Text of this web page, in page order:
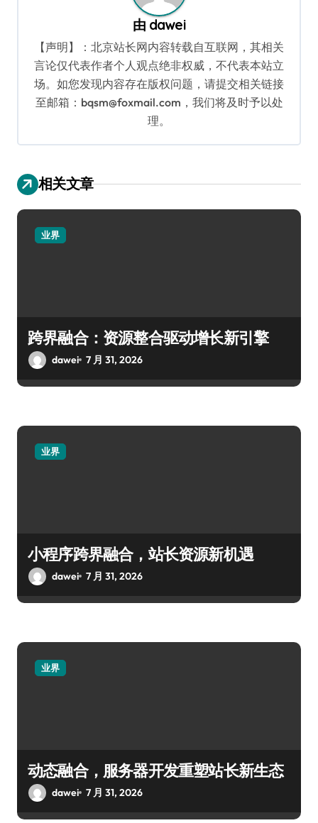
由 dawei
【声明】：北京站长网内容转载自互联网，其相关
言论仅代表作者个人观点绝非权威，不代表本站立
场。如您发现内容存在版权问题，请提交相关链接
至邮箱：bqsm@foxmail.com，我们将及时予以处
理。
相关文章
业界
跨界融合：资源整合驱动增长新引擎
dawei 7 月 31, 2026
业界
小程序跨界融合，站长资源新机遇
dawei 7 月 31, 2026
业界
动态融合，服务器开发重塑站长新生态
dawei 7 月 31, 2026